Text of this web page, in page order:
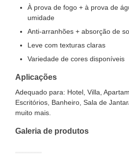
À prova de fogo + à prova de
umidade
Anti-arranhões + absorção de
Leve com texturas claras
Variedade de cores disponíveis
Aplicações
Adequado para: Hotel, Villa,
Escritórios, Banheiro, Sala de
muito mais.
Galeria de produtos